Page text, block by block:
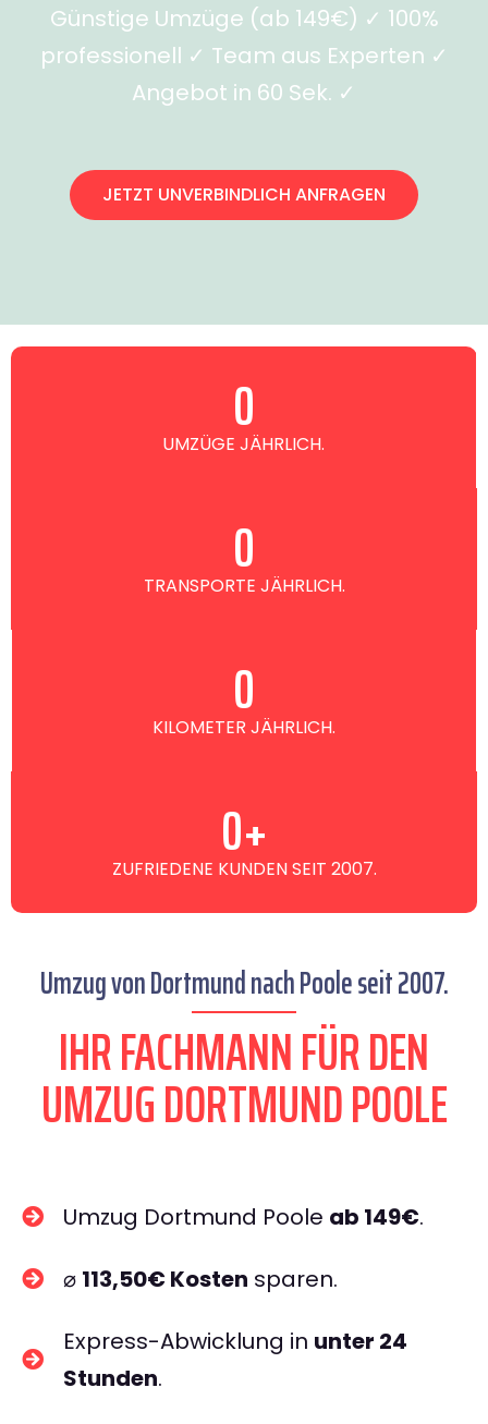
Günstige Umzüge (ab 149€) ✓ 100%
professionell ✓ Team aus Experten ✓
Angebot in 60 Sek. ✓
JETZT UNVERBINDLICH ANFRAGEN
UMZÜGE JÄHRLICH.
0
TRANSPORTE JÄHRLICH.
0
KILOMETER JÄHRLICH.
0
ZUFRIEDENE KUNDEN SEIT 2007.
0+
Umzug von Dortmund nach Poole seit 2007.
IHR FACHMANN FÜR DEN
UMZUG DORTMUND POOLE
Umzug Dortmund Poole ab 149€.
⌀ 113,50€ Kosten sparen.
Express-Abwicklung in unter 24
Stunden.